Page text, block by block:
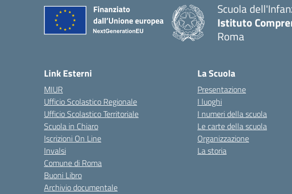
Scuola
Istituto
Roma
Link Esterni
MIUR
Ufficio Scolastico Regionale
Ufficio Scolastico Territoriale
Scuola in Chiaro
Iscrizioni On Line
Invalsi
Comune di Roma
Buoni Libro
Archivio documentale
La Scuola
Presentazione
I luoghi
I numeri della scuola
Le carte della scuola
Organizzazione
La storia